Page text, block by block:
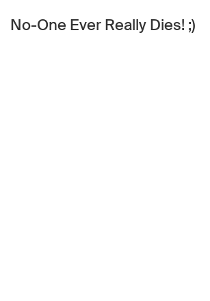
No-One Ever Really Dies! ;)